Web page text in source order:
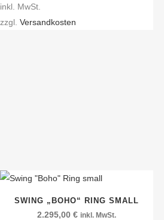
inkl. MwSt.
zzgl. Versandkosten
SWING „BOHO“ RING SMALL
2.295,00€ inkl. MwSt.